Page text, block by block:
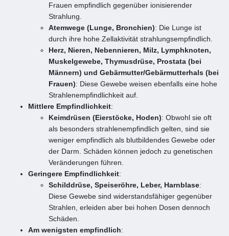
Frauen empfindlich gegenüber ionisierender
Strahlung.
Atemwege (Lunge, Bronchien): Die Lunge ist
durch ihre hohe Zellaktivität strahlungsempfindlich.
Herz, Nieren, Nebennieren, Milz, Lymphknoten,
Muskelgewebe, Thymusdrüse, Prostata (bei
Männern) und Gebärmutter/Gebärmutterhals (bei
Frauen): Diese Gewebe weisen ebenfalls eine hohe
Strahlenempfindlichkeit auf.
Mittlere Empfindlichkeit:
Keimdrüsen (Eierstöcke, Hoden): Obwohl sie oft
als besonders strahlenempfindlich gelten, sind sie
weniger empfindlich als blutbildendes Gewebe oder
der Darm. Schäden können jedoch zu genetischen
Veränderungen führen.
Geringere Empfindlichkeit:
Schilddrüse, Speiseröhre, Leber, Harnblase:
Diese Gewebe sind widerstandsfähiger gegenüber
Strahlen, erleiden aber bei hohen Dosen dennoch
Schäden.
Am wenigsten empfindlich: